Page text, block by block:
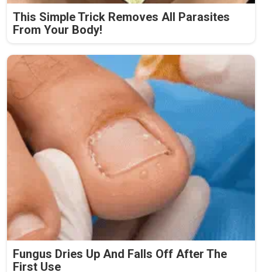
This Simple Trick Removes All Parasites
From Your Body!
Fungus Dries Up And Falls Off After The
First Use